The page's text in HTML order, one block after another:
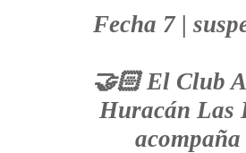
Fecha 7 |
🤝🏻 El Club
Huracán Las